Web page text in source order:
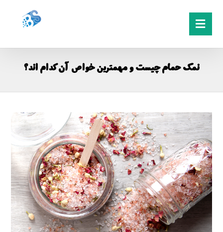
نمک حمام چیست و مهمترین خواص آن کدام اند؟